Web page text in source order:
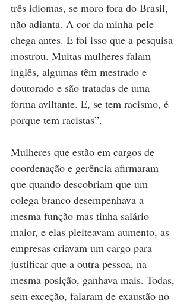
três idiomas, se moro fora do Brasil,
não adianta. A cor da minha pele
chega antes. E foi isso que a pesquisa
mostrou. Muitas mulheres falam
inglês, algumas têm mestrado e
doutorado e são tratadas de uma
forma aviltante. E, se tem racismo, é
porque tem racistas”.
Mulheres que estão em cargos de
coordenação e gerência afirmaram
que quando descobriam que um
colega branco desempenhava a
mesma função mas tinha salário
maior, e elas pleiteavam aumento, as
empresas criavam um cargo para
justificar que a outra pessoa, na
mesma posição, ganhava mais. Todas,
sem exceção, falaram de exaustão no